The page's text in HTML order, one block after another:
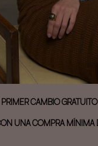
PRIMER CAMBIO GRATUITO
UNA COMPRA